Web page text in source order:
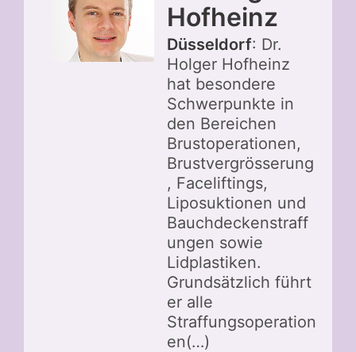
Hofheinz
Düsseldorf: Dr.
Holger Hofheinz
hat besondere
Schwerpunkte in
den Bereichen
Brustoperationen,
Brustvergrösserung
, Faceliftings,
Liposuktionen und
Bauchdeckenstraff
ungen sowie
Lidplastiken.
Grundsätzlich führt
er alle
Straffungsoperation
en(…)